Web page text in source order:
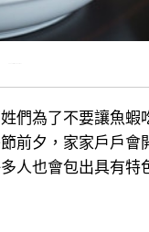
們為了不要讓魚蝦
前夕，家家戶戶會
人也會包出具有特